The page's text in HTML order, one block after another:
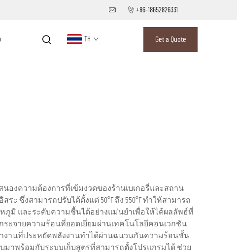
+86-18652826331
TH Get a Quote
งความต้องการที่เข้มงวดของร้านเบเกอรี่และสถาน
งสามารถปรับได้ตั้งแต่ 50°F ถึง 550°F ทำให้สามารถ
มิ และระดับความชื้นได้อย่างแม่นยำเพื่อให้ได้ผลลัพธ์ที่
ะจายความร้อนที่ยอดเยี่ยมผ่านเทคโนโลยีคอนเวกชัน
งานที่ประหยัดพลังงานทำได้ผ่านฉนวนกันความร้อนชั้น
าพร้อมกับระบบเก็บสูตรที่สามารถตั้งโปรแกรมได้ ช่วย